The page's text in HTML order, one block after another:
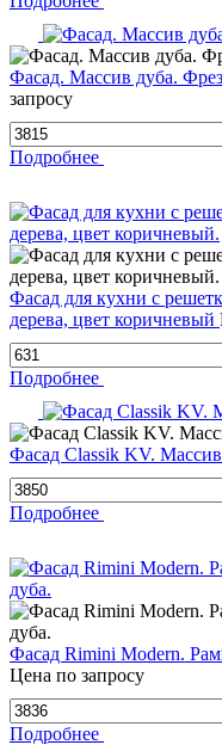
Фасад. Массив дуба.
запросу
Подробнее
Фасад для кухни с
дерева, цвет коричневый
Подробнее
Фасад Classik KV.
Подробнее
Фасад Rimini Modern.
Цена по запросу
Подробнее